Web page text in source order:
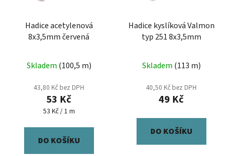
Hadice acetylenová
8x3,5mm červená
Skladem (100,5 m)
43,80 Kč bez DPH
53 Kč
Měrná
53 Kč / 1 m
DO KOŠÍKU
Hadice kyslíková Valmon
typ 251 8x3,5mm
Skladem (113 m)
40,50 Kč bez DPH
49 Kč
DO KOŠÍKU